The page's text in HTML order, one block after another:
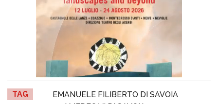
TAG
EMANUELE FILIBERTO DI SAVOIA